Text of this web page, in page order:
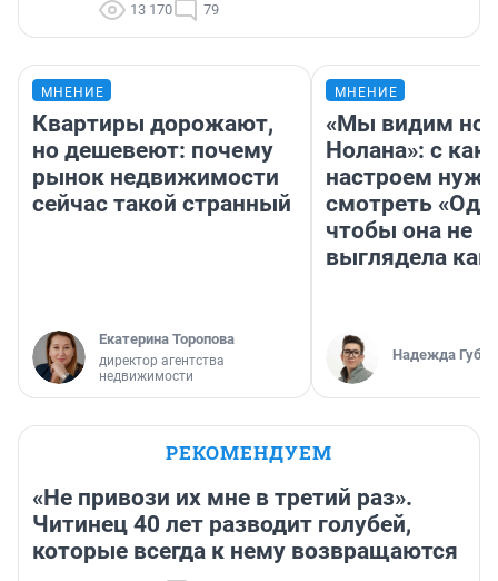
13 170 79
МНЕНИЕ
Квартиры дорожают,
но дешевеют: почему
рынок недвижимости
сейчас такой странный
Екатерина Торопова
директор агентства
недвижимости
МНЕНИЕ
«Мы видим
Нолана»: с
настроем
смотреть
чтобы она не
выглядела как
Надежда
РЕКОМЕНДУЕМ
«Не привози их мне в третий раз».
Читинец 40 лет разводит голубей,
которые всегда к нему возвращаются